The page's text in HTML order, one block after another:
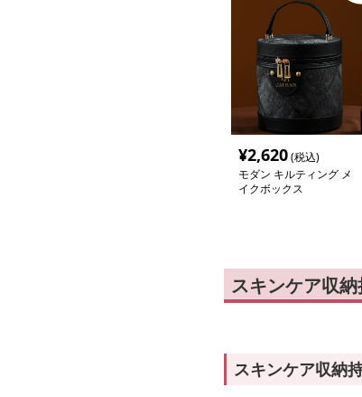
¥2,620(税込)
モダン キルティング メ
イクボックス
スキンケア収
スキンケア収納